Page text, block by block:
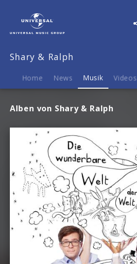
Shary & Ralph
Home News Musik Videos
Alben von Shary & Ralph